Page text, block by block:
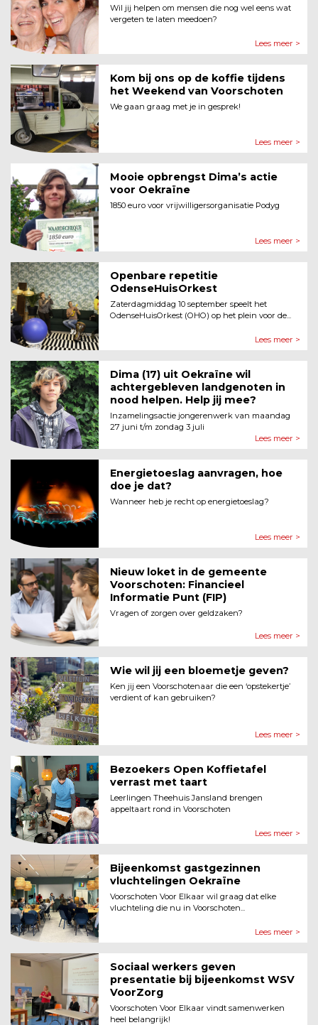
Wil jij helpen om mensen die nog wel eens wat
vergeten te laten meedoen?
Lees meer >
Kom bij ons op de koffie tijdens
het Weekend van Voorschoten
We gaan graag met je in gesprek!
Lees meer >
Mooie opbrengst Dima’s actie
voor Oekraïne
1850 euro voor vrijwilligersorganisatie Podyg
Lees meer >
Openbare repetitie
OdenseHuisOrkest
Zaterdagmiddag 10 september speelt het
OdenseHuisOrkest (OHO) op het plein voor de...
Lees meer >
Dima (17) uit Oekraïne wil
achtergebleven landgenoten in
nood helpen. Help jij mee?
Inzamelingsactie jongerenwerk van maandag
27 juni t/m zondag 3 juli
Lees meer >
Energietoeslag aanvragen, hoe
doe je dat?
Wanneer heb je recht op energietoeslag?
Lees meer >
Nieuw loket in de gemeente
Voor­schoten: Financieel
Informatie Punt (FIP)
Vragen of zorgen over geldzaken?
Lees meer >
Wie wil jij een bloemetje geven?
Ken jij een Voorschotenaar die een ‘opstekertje’
verdient of kan gebruiken?
Lees meer >
Bezoekers Open Koffietafel
verrast met taart
Leerlingen Theehuis Jansland brengen
appeltaart rond in Voorschoten
Lees meer >
Bijeenkomst gastgezinnen
vluchtelingen Oekraïne
Voorschoten Voor Elkaar wil graag dat elke
vluchteling die nu in Voorschoten...
Lees meer >
Sociaal werkers geven
presentatie bij bijeenkomst WSV
VoorZorg
Voorschoten Voor Elkaar vindt samenwerken
heel belangrijk!